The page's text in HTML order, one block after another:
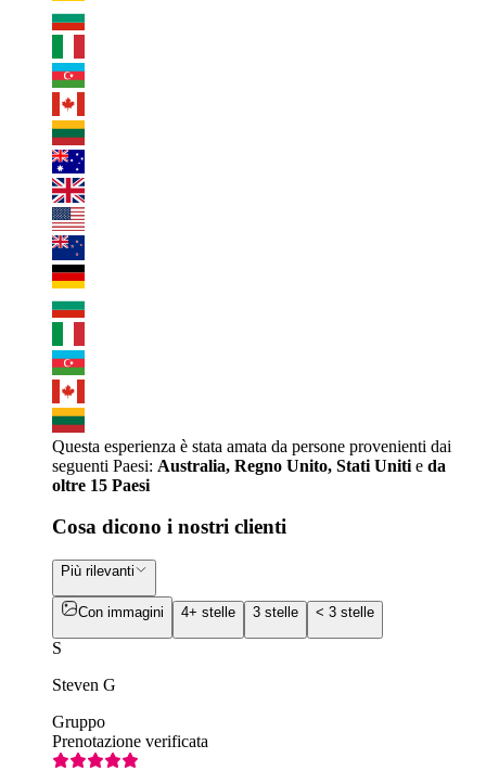
Questa esperienza è stata amata da persone provenienti dai
seguenti Paesi: Australia, Regno Unito, Stati Uniti e da
oltre 15 Paesi
Cosa dicono i nostri clienti
Più rilevanti
Con immagini 4+ stelle 3 stelle < 3 stelle
S
Steven G
Gruppo
Prenotazione verificata